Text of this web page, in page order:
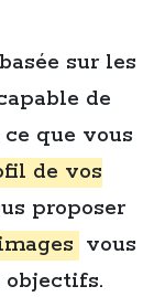
sur les
de
ce que vous
de vos
proposer
vous